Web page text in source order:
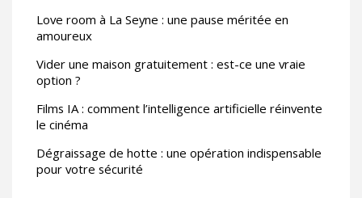
Love room à La Seyne : une pause méritée en
amoureux
Vider une maison gratuitement : est-ce une vraie
option ?
Films IA : comment l’intelligence artificielle réinvente
le cinéma
Dégraissage de hotte : une opération indispensable
pour votre sécurité